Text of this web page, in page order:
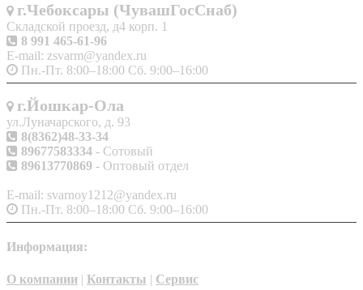
г.Чебоксары (ЧувашГосСнаб)
Складской проезд, д4 корп. 1
8 991 465-61-96
E-mail: zsvarm@yandex.ru
Пн.-Пт. 8:00–18:00 Сб. 9:00–16:00
г.Йошкар-Ола
ул.Луначарского, д. 93
8(8362)48-33-34
89677583334 - Сотовый
89613770869 - Оптовый отдел
E-mail: svarnoy1212@yandex.ru
Пн.-Пт. 8:00–18:00 Сб. 9:00–16:00
Информация:
О компании | Контакты | Сервис